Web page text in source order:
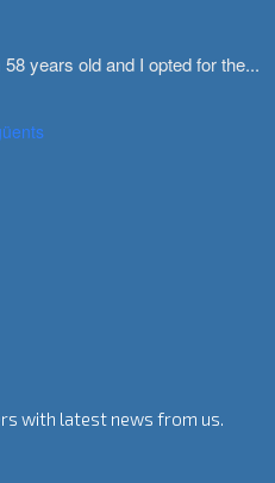
58 years old and I opted for the...
with latest news from us.